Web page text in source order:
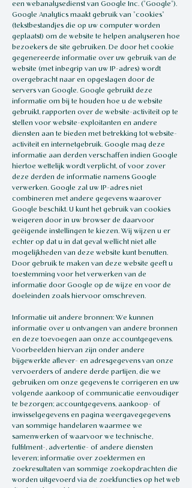
een webanalysedienst van Google Inc. ("Google").
Google Analytics maakt gebruik van "cookies"
(tekstbestandjes die op uw computer worden
geplaatst) om de website te helpen analyseren hoe
bezoekers de site gebruiken. De door het cookie
gegenereerde informatie over uw gebruik van de
website (met inbegrip van uw IP-adres) wordt
overgebracht naar en opgeslagen door de
servers van Google. Google gebruikt deze
informatie om bij te houden hoe u de website
gebruikt, rapporten over de website-activiteit op te
stellen voor website-exploitanten en andere
diensten aan te bieden met betrekking tot website-
activiteit en internetgebruik. Google mag deze
informatie aan derden verschaffen indien Google
hiertoe wettelijk wordt verplicht, of voor zover
deze derden de informatie namens Google
verwerken. Google zal uw IP-adres niet
combineren met andere gegevens waarover
Google beschikt. U kunt het gebruik van cookies
weigeren door in uw browser de daarvoor
geëigende instellingen te kiezen. Wij wijzen u er
echter op dat u in dat geval wellicht niet alle
mogelijkheden van deze website kunt benutten.
Door gebruik te maken van deze website geeft u
toestemming voor het verwerken van de
informatie door Google op de wijze en voor de
doeleinden zoals hiervoor omschreven.
Informatie uit andere bronnen: We kunnen
informatie over u ontvangen van andere bronnen
en deze toevoegen aan onze accountgegevens.
Voorbeelden hiervan zijn onder andere
bijgewerkte aflever- en adresgegevens van onze
vervoerders of andere derde partijen, die we
gebruiken om onze gegevens te corrigeren en uw
volgende aankoop of communicatie eenvoudiger
te bezorgen; accountgegevens, aankoop- of
inwisselgegevens en pagina weergavegegevens
van sommige handelaren waarmee we
samenwerken of waarvoor we technische,
fulfilment-, advertentie- of andere diensten
leveren; informatie over zoektermen en
zoekresultaten van sommige zoekopdrachten die
worden uitgevoerd via de zoekfuncties op het web